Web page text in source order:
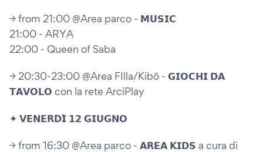
→ from 21:00 @Area parco - 𝗠𝗨𝗦𝗜𝗖
21:00 - ARYA
22:00 - Queen of Saba
→ 20:30-23:00 @Area FIlla/Kibō - 𝗚𝗜𝗢𝗖𝗛𝗜 𝗗𝗔
𝗧𝗔𝗩𝗢𝗟𝗢 con la rete ArciPlay
✦ 𝗩𝗘𝗡𝗘𝗥𝗗𝗜̀ 𝟭𝟮 𝗚𝗜𝗨𝗚𝗡𝗢
→ from 16:30 @Area parco - 𝗔𝗥𝗘𝗔 𝗞𝗜𝗗𝗦 a cura di